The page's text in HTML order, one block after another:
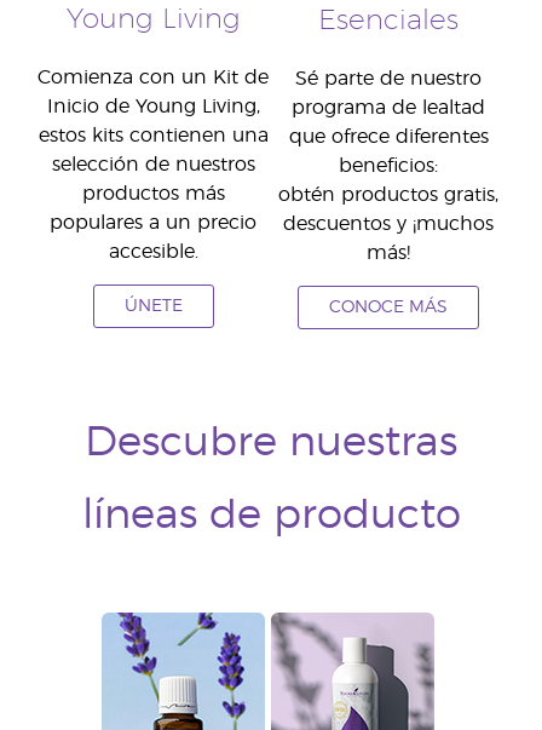
Young Living
Comienza con un Kit de
Inicio de Young Living,
estos kits contienen una
selección de nuestros
productos más
populares a un precio
accesible.
ÚNETE
Esenciales
Sé parte de nuestro
programa de lealtad
que ofrece diferentes
beneficios:
obtén productos gratis,
descuentos y ¡muchos
más!
CONOCE MÁS
Descubre nuestras
líneas de producto